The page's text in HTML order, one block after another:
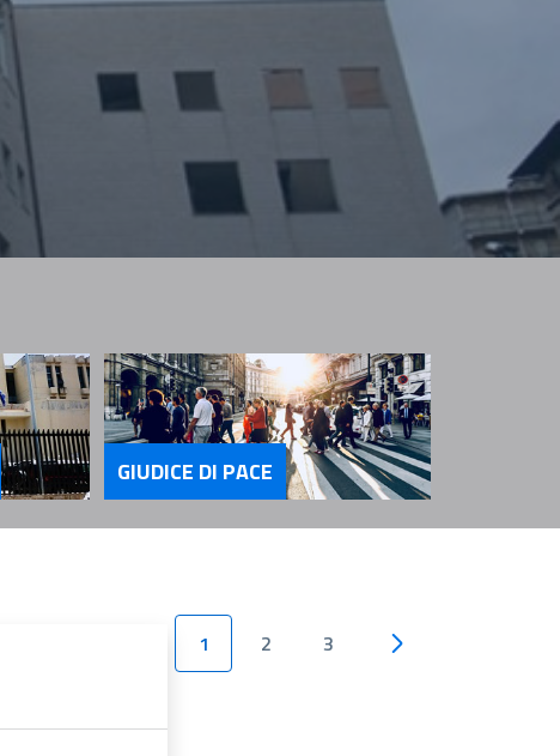
Servizi Giudice di Pace
GIUDICE DI PACE
1 2 3